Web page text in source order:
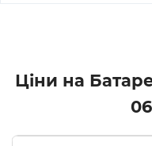
Ціни на